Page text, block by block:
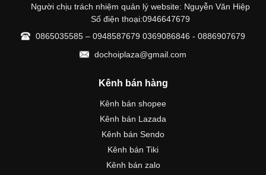
Người chịu trách nhiệm quản lý website: Nguyễn Văn Hiệp
Số điện thoại:0946647679
0865035585 – 0948587679 0369086846 - 0886907679
dochoiplaza@gmail.com
Kênh bán hàng
Kênh bán shopee
Kênh bán Lazada
Kênh bán Sendo
Kênh bán Tiki
Kênh bán zalo